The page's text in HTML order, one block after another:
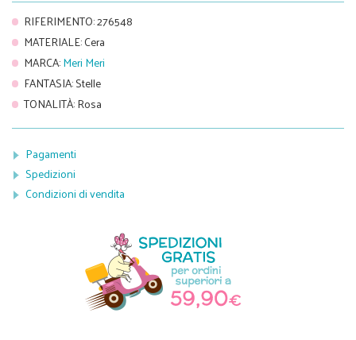
RIFERIMENTO:276548
MATERIALE:Cera
MARCA:Meri Meri
FANTASIA:Stelle
TONALITÀ:Rosa
Pagamenti
Spedizioni
Condizioni di vendita